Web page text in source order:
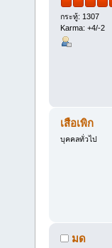
กระทู้: 1307
Karma: +4/-2
เสือเพิก
บุคคลทั่วไป
มด